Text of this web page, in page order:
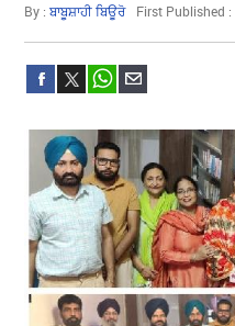
By :ਬਾਬੂਸ਼ਾਹੀ ਬਿਊਰੋ First Published :